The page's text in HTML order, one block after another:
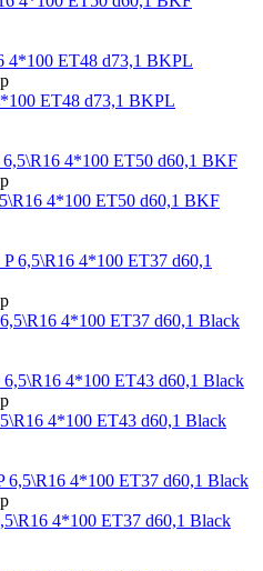
ET48 d73,1 BKPL
4*100 ET50 d60,1 BKF
4*100 ET37 d60,1 Black
4*100 ET43 d60,1 Black
4*100 ET37 d60,1 Black